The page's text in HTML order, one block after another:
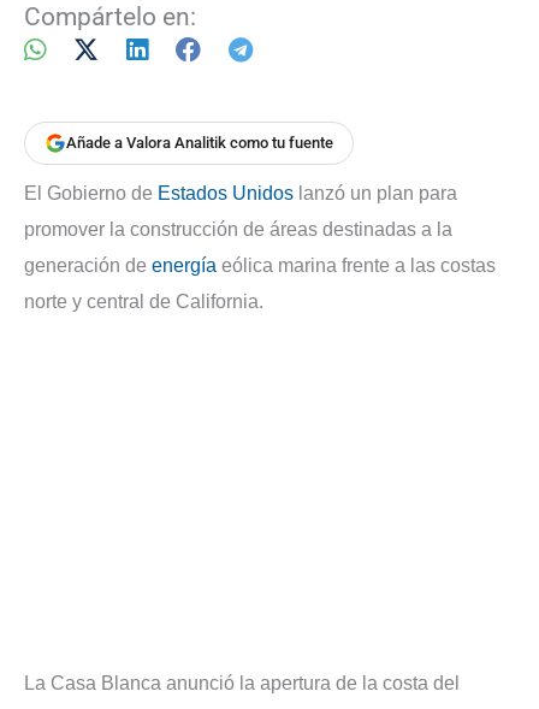
Compártelo en:
Añade a Valora Analitik como tu fuente
El Gobierno de Estados Unidos lanzó un plan para
promover la construcción de áreas destinadas a la
generación de energía eólica marina frente a las costas
norte y central de California.
La Casa Blanca anunció la apertura de la costa del